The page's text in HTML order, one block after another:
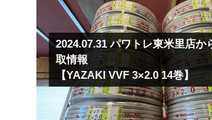
2024.07.31パワトレ東米里店か
取情報
【YAZAKI VVF 3×2.0 14巻】